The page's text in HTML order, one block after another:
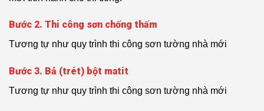
Bước 2. Thi công sơn chống thấm
Tương tự như quy trình thi công sơn tường nhà mới
Bước 3. Bả (trét) bột matit
Tương tự như quy trình thi công sơn tường nhà mới